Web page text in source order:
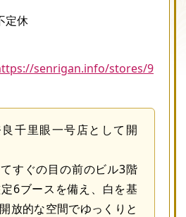
定休
senrigan.info/stores/9
千里眼一号店として開
すぐの目の前のビル3階
6ブースを備え、白を基
放的な空間でゆっくりと